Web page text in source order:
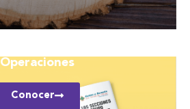
Operaciones
Conocer